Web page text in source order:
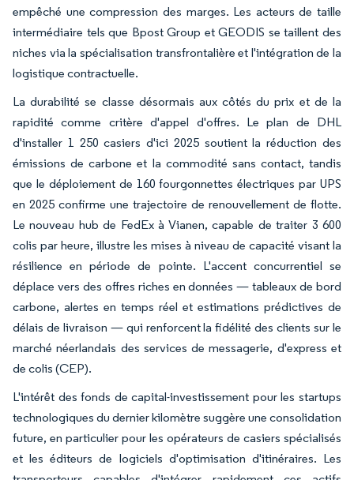
empêché une compression des marges. Les acteurs de taille
intermédiaire tels que Bpost Group et GEODIS se taillent des
niches via la spécialisation transfrontalière et l'intégration de la
logistique contractuelle.
La durabilité se classe désormais aux côtés du prix et de la
rapidité comme critère d'appel d'offres. Le plan de DHL
d'installer 1 250 casiers d'ici 2025 soutient la réduction des
émissions de carbone et la commodité sans contact, tandis
que le déploiement de 160 fourgonnettes électriques par UPS
en 2025 confirme une trajectoire de renouvellement de flotte.
Le nouveau hub de FedEx à Vianen, capable de traiter 3 600
colis par heure, illustre les mises à niveau de capacité visant la
résilience en période de pointe. L'accent concurrentiel se
déplace vers des offres riches en données — tableaux de bord
carbone, alertes en temps réel et estimations prédictives de
délais de livraison — qui renforcent la fidélité des clients sur le
marché néerlandais des services de messagerie, d'express et
de colis (CEP).
L'intérêt des fonds de capital-investissement pour les startups
technologiques du dernier kilomètre suggère une consolidation
future, en particulier pour les opérateurs de casiers spécialisés
et les éditeurs de logiciels d'optimisation d'itinéraires. Les